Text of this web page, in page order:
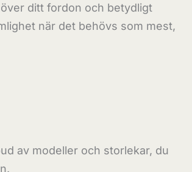
ditt fordon och betydligt
när det behövs som mest,
av modeller och storlekar, du